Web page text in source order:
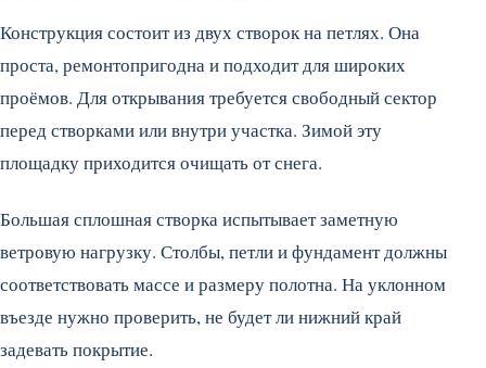
Конструкция состоит из двух створок на петлях. Она
проста, ремонтопригодна и подходит для широких
проёмов. Для открывания требуется свободный сектор
перед створками или внутри участка. Зимой эту
площадку приходится очищать от снега.
Большая сплошная створка испытывает заметную
ветровую нагрузку. Столбы, петли и фундамент должны
соответствовать массе и размеру полотна. На уклонном
въезде нужно проверить, не будет ли нижний край
задевать покрытие.